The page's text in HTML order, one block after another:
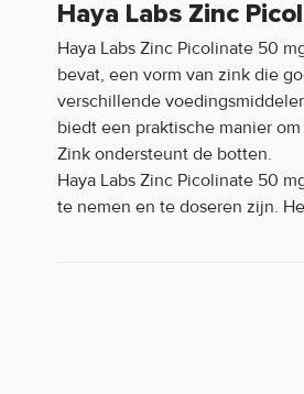
Haya Labs Zinc
Haya Labs Zinc Picolinate 50
bevat, een vorm van zink die
verschillende
biedt een praktische manier
Zink ondersteunt de botten.
Haya Labs Zinc Picolinate 50
te nemen en te doseren zijn.
Dankzij de capsulevorm is het
Haya Labs Zinc